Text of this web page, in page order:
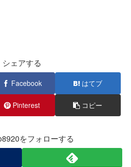
シェアする
Facebook はてブ
Pinterest コピー
をフォローする